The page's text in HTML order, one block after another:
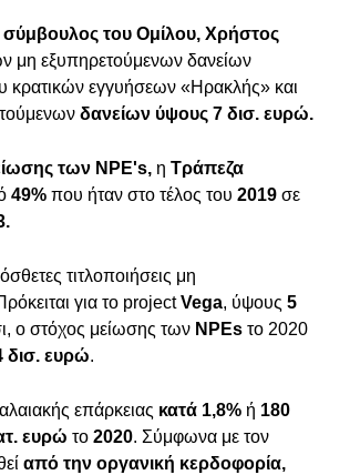
σύμβουλος του Ομίλου, Χρήστος
μη εξυπηρετούμενων δανείων
κρατικών εγγυήσεων «Ηρακλής» και
δανείων ύψους 7 δισ. ευρώ.
των NPE's, η Τράπεζα
49% που ήταν στο τέλος του 2019 σε
τιτλοποιήσεις μη
για το projectVega, ύψους 5
ο στόχος μείωσης των NPEs το 2020
δισ. ευρώ.
επάρκειας κατά 1,8% ή 180
ευρώ το 2020. Σύμφωνα με τον
από την οργανική κερδοφορία,